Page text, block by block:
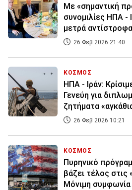
Με «σημαντική
συνομιλίες ΗΠΑ -
μετρά
26 Φεβ 2026 21:40
ΚΟΣΜΟΣ
ΗΠΑ - Ιράν:
Γενεύη για
ζητήματα
26 Φεβ 2026 10:21
ΚΟΣΜΟΣ
Πυρηνικό
βάζει τέλος στις
Μόνιμη